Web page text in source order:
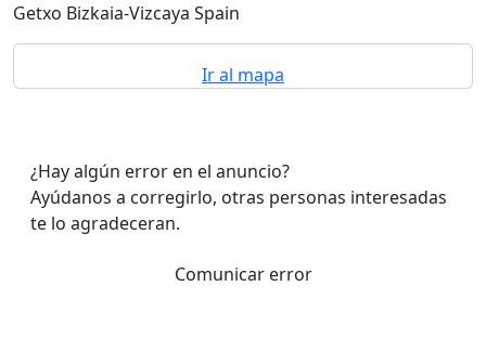
Getxo Bizkaia-Vizcaya Spain
Ir al mapa
¿Hay algún error en el anuncio?
Ayúdanos a corregirlo, otras personas interesadas
te lo agradeceran.
Comunicar error